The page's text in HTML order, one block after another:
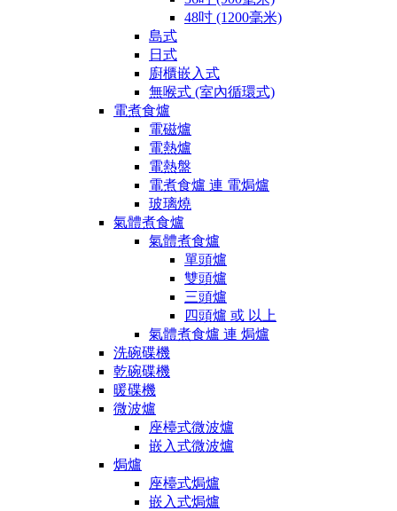
48吋 (1200毫米)
島式
日式
廚櫃嵌入式
無喉式 (室內循環式)
電煮食爐
電磁爐
電熱爐
電熱盤
電煮食爐 連 電焗爐
玻璃燒
氣體煮食爐
氣體煮食爐
單頭爐
雙頭爐
三頭爐
四頭爐 或 以上
氣體煮食爐 連 焗爐
洗碗碟機
乾碗碟機
暖碟機
微波爐
座檯式微波爐
嵌入式微波爐
焗爐
座檯式焗爐
嵌入式焗爐